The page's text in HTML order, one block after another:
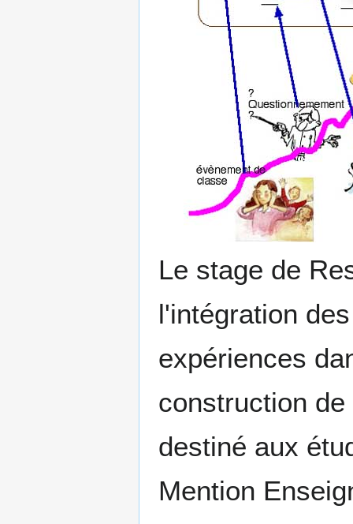
Le stage de
l'intégration
expériences
construction
destiné aux
Mention